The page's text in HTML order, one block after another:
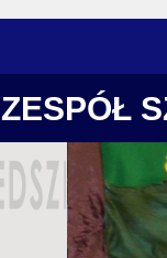
ZESPÓŁ